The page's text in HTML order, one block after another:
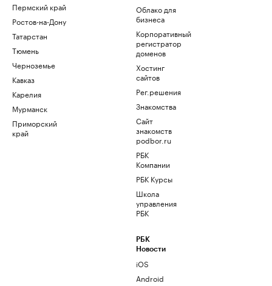
Пермский край
Ростов-на-Дону
Татарстан
Тюмень
Черноземье
Кавказ
Карелия
Мурманск
Приморский
край
Облако для
бизнеса
Корпоративный
регистратор
доменов
Хостинг
сайтов
Рег.решения
Знакомства
Сайт
знакомств
podbor.ru
РБК
Компании
РБК Курсы
Школа
управления
РБК
РБК
Новости
iOS
Android